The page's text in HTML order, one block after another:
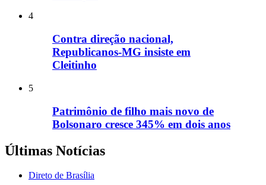
4
Contra direção nacional,
Republicanos-MG insiste em
Cleitinho
5
Patrimônio de filho mais novo de
Bolsonaro cresce 345% em dois anos
Últimas Notícias
Direto de Brasília